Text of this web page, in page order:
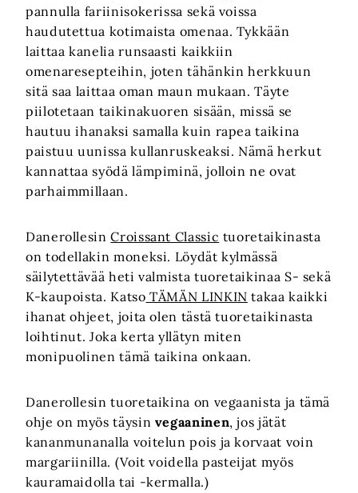
pannulla fariinisokerissa sekä voissa
haudutettua kotimaista omenaa. Tykkään
laittaa kanelia runsaasti kaikkiin
omenaresepteihin, joten tähänkin herkkuun
sitä saa laittaa oman maun mukaan. Täyte
piilotetaan taikinakuoren sisään, missä se
hautuu ihanaksi samalla kuin rapea taikina
paistuu uunissa kullanruskeaksi. Nämä herkut
kannattaa syödä lämpiminä, jolloin ne ovat
parhaimmillaan.
DanerollesinCroissant Classic tuoretaikinasta
on todellakin moneksi. Löydät kylmässä
säilytettävää heti valmista tuoretaikinaa S- sekä
K-kaupoista. Katso TÄMÄN LINKIN takaa kaikki
ihanat ohjeet, joita olen tästä tuoretaikinasta
loihtinut. Joka kerta yllätyn miten
monipuolinen tämä taikina onkaan.
Danerollesin tuoretaikina on vegaanista ja tämä
ohje on myös täysin vegaaninen, jos jätät
kananmunanalla voitelun pois ja korvaat voin
margariinilla. (Voit voidella pasteijat myös
kauramaidolla tai -kermalla.)